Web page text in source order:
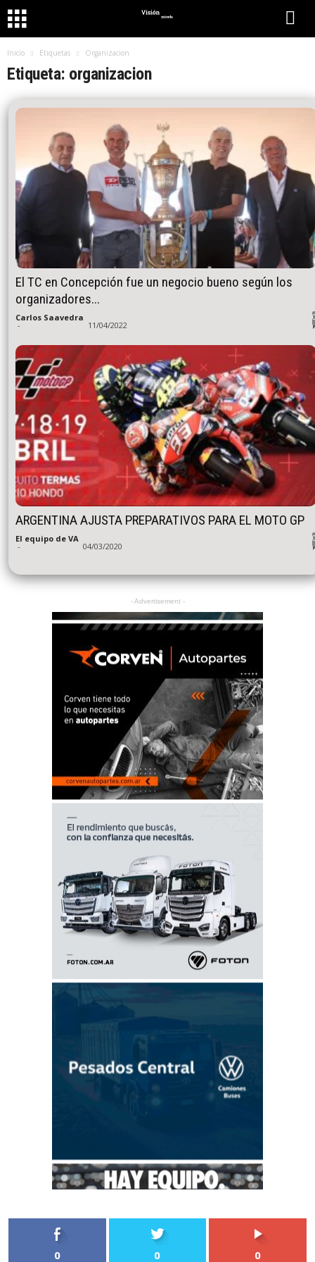
Inicio Etiquetas Organizacion
Etiqueta: organizacion
El TC en Concepción fue un negocio bueno según los
organizadores...
Carlos Saavedra
- 11/04/2022
ARGENTINA AJUSTA PREPARATIVOS PARA EL MOTO GP
El equipo de VA
- 04/03/2020
- Advertisement -
0 0 0